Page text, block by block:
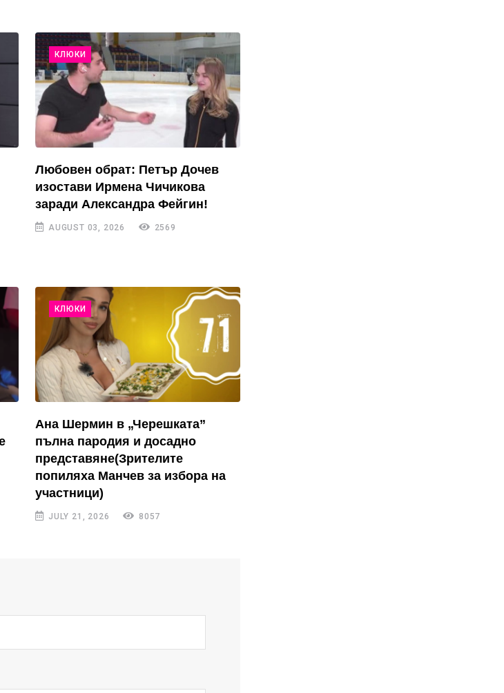
КЛЮКИ
Любовен обрат: Петър Дочев
изостави Ирмена Чичикова
заради Александра Фейгин!
AUGUST 03, 2026 2569
КЛЮКИ
Ана Шермин в „Черешката”
пълна пародия и досадно
представяне(Зрителите
попиляха Манчев за избора на
участници)
JULY 21, 2026 8057